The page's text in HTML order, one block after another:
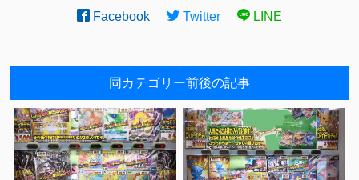
Facebook Twitter LINE
同カテゴリー前後の記事